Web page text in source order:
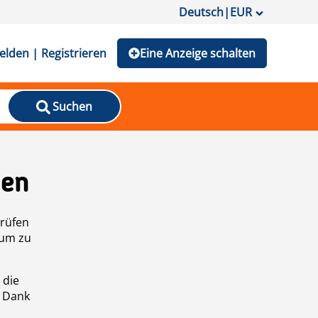
Deutsch|EUR
| Registrieren Eine Anzeige schalten
Suchen
zu
die